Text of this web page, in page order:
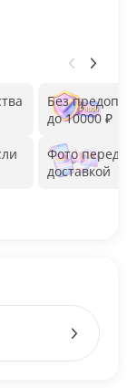
Без
до 10000 ₽
Фото перед
доставкой